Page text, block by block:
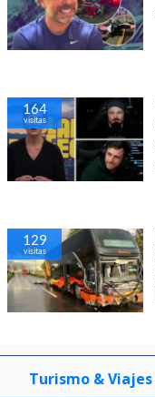
164
visitas
129
visitas
Turismo & Viajes